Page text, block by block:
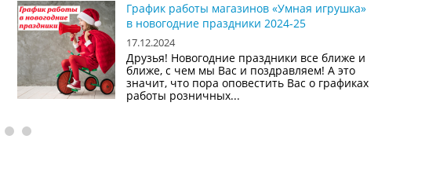
График работы магазинов «Умная игрушка»
в новогодние праздники 2024-25
17.12.2024
Друзья! Новогодние праздники все ближе и
ближе, с чем мы Вас и поздравляем! А это
значит, что пора оповестить Вас о графиках
работы розничных...